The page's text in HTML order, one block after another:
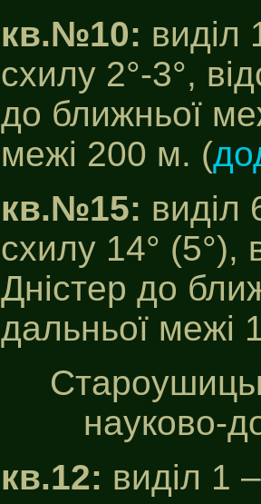
кв.№10: виділ
схилу 2°-3°,
до ближньої
межі 200 м. (
кв.№15: виділ
схилу 14° (5°),
Дністер до
дальньої межі
науково-
кв.12: виділ 1